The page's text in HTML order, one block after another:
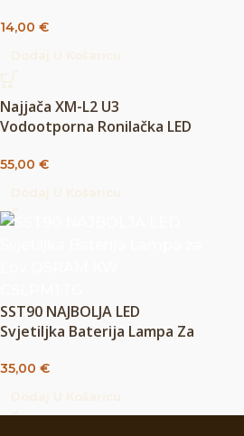
Ronjenje
14,00 €
Najjača XM-L2 U3
Vodootporna Ronilačka LED
Ronjenje
55,00 €
SST90 NAJBOLJA LED
Svjetiljka Baterija Lampa Za
35,00 €